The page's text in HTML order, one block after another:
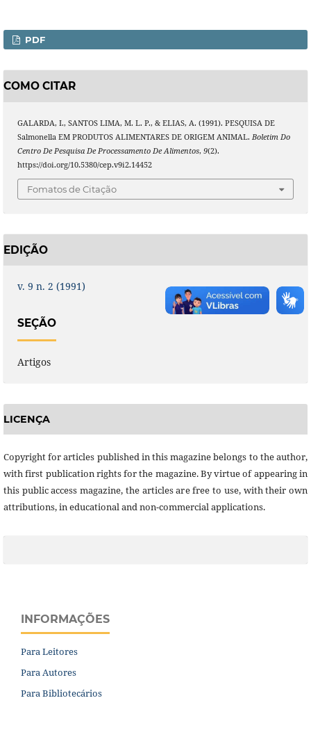
PDF
COMO CITAR
GALARDA, I., SANTOS LIMA, M. L. P., & ELIAS, A. (1991). PESQUISA DE
Salmonella EM PRODUTOS ALIMENTARES DE ORIGEM ANIMAL. Boletim Do
Centro De Pesquisa De Processamento De Alimentos, 9(2).
https://doi.org/10.5380/cep.v9i2.14452
Fomatos de Citação
EDIÇÃO
v. 9 n. 2 (1991)
SEÇÃO
Artigos
LICENÇA
Copyright for articles published in this magazine belongs to the author,
with first publication rights for the magazine. By virtue of appearing in
this public access magazine, the articles are free to use, with their own
attributions, in educational and non-commercial applications.
INFORMAÇÕES
Para Leitores
Para Autores
Para Bibliotecários